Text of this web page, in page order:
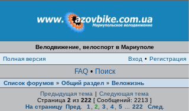
Велодвижение, велоспорт в Мариуполе
Полная версия
Вход • Регистрация
FAQ • Поиск
Список форумов » Общий раздел » Веложизнь
Предыдущая тема | Следующая тема
Страница 2 из 222 [ Сообщений: 2213 ]
На страницу Пред. 1 2 3 4 5 222
След.